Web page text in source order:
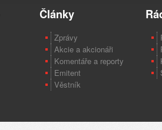
Články
Zprávy
Akcie a akcionáři
Komentáře a reporty
Emitent
Věstník